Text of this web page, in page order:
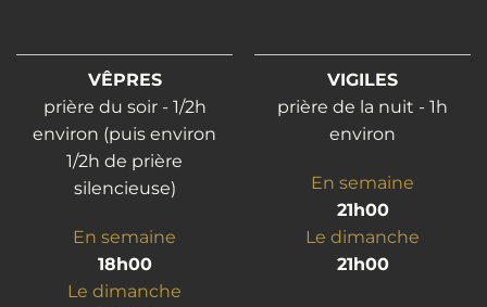
VÊPRES
prière du soir - 1/2h
environ (puis environ
1/2h de prière
silencieuse)
En semaine
18h00
Le dimanche
VIGILES
prière de la nuit - 1h
environ
En semaine
21h00
Le dimanche
21h00